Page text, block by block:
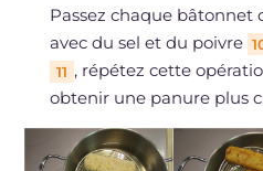
Passez chaque
avec du sel et du poivre
11 , répétez cette
obtenir une panure plus